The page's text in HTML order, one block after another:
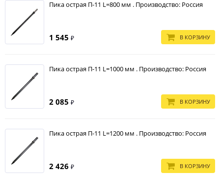
Пика острая П-11 L=800 мм . Производство: Россия
1 545 ₽ В КОРЗИНУ
Пика острая П-11 L=1000 мм . Производство: Россия
2 085 ₽ В КОРЗИНУ
Пика острая П-11 L=1200 мм . Производство: Россия
2 426 ₽ В КОРЗИНУ